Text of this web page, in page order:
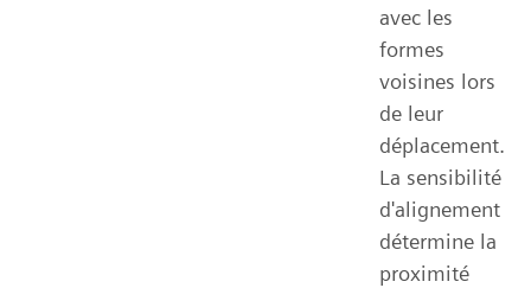
avec les
formes
voisines lors
de leur
déplacement.
La sensibilité
d'alignement
détermine la
proximité